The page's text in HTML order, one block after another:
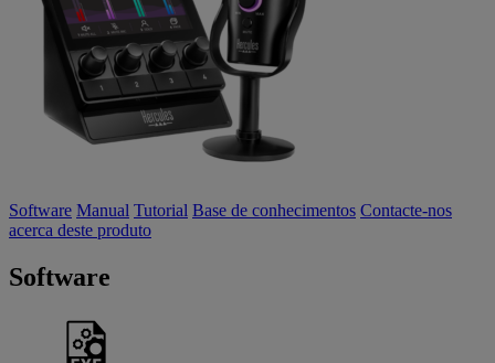
Software Manual Tutorial Base de conhecimentos Contacte-nos
acerca deste produto
Software